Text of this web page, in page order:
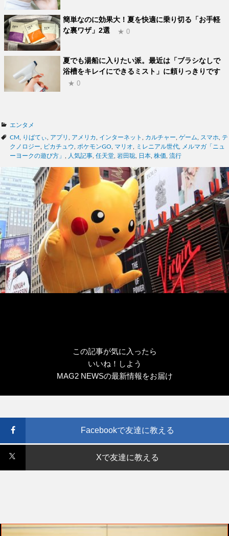
簡単なのに効果大！夏を快適に乗り切る「お手軽
な裏ワザ」2選
★ 0
夏でも湯船に入りたい派。最近は「ブラシなしで
浴槽をキレイにできるミスト」に頼りっきりです
★ 0
カ
テ
ゴ
エンタメ
タ
グ
CM りばてぃ アプリ アメリカ インターネット カルチャー ゲーム スマホ
テ
クノロジー
ピカチュウ ポケモンGO マリオ ミレニアル世代
メルマガ「ニュ
ーヨークの遊び方」
人気記事 任天堂 岩田聡 日本 株価 流行
この記事が気に入ったら
いいね！しよう
MAG2 NEWSの最新情報をお届け
Facebookで友達に教える
Xで友達に教える